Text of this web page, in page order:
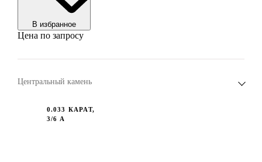
В избранноe
Цена по запросу
Центральный камень
0.033 КАРАТ,
3/6 А